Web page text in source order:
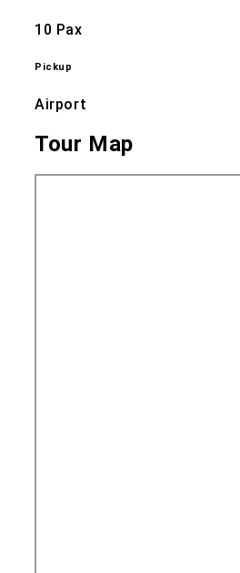
10 Pax
Pickup
Airport
Tour Map